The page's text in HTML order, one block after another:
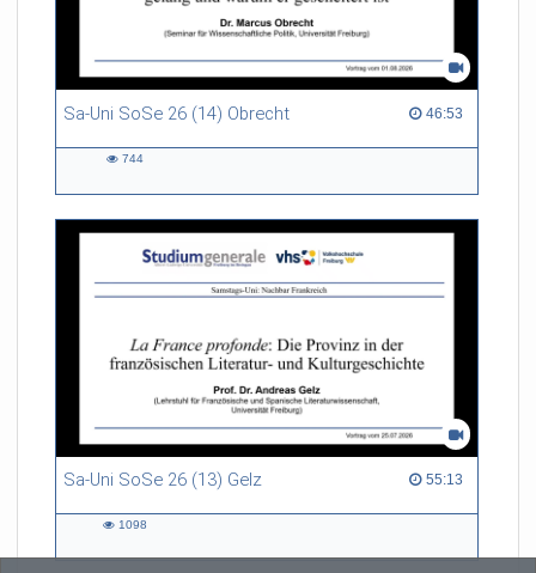
Sa-Uni SoSe 26 (14) Obrecht 46:53
46:53 duration
744
Sa-Uni SoSe 26 (13) Gelz 55:13
55:13 duration
1098